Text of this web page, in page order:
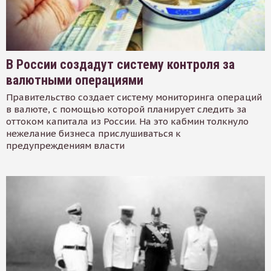
В России создадут систему контроля за
валютными операциями
Правительство создает систему мониторинга операций
в валюте, с помощью которой планирует следить за
оттоком капитала из России. На это кабмин толкнуло
нежелание бизнеса прислушиваться к
предупреждениям власти